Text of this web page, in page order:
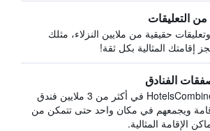
من التعليقات
حقيقية من ملايين النزلاء، مثلك
إقامتك المثالية بكل ثقة!
الفنادق
يبحث HotelsCombined في أكثر من 3 ملايين فندق
ويجمعهم في مكان واحد حتى تتمكن من
الإقامة المثالية.